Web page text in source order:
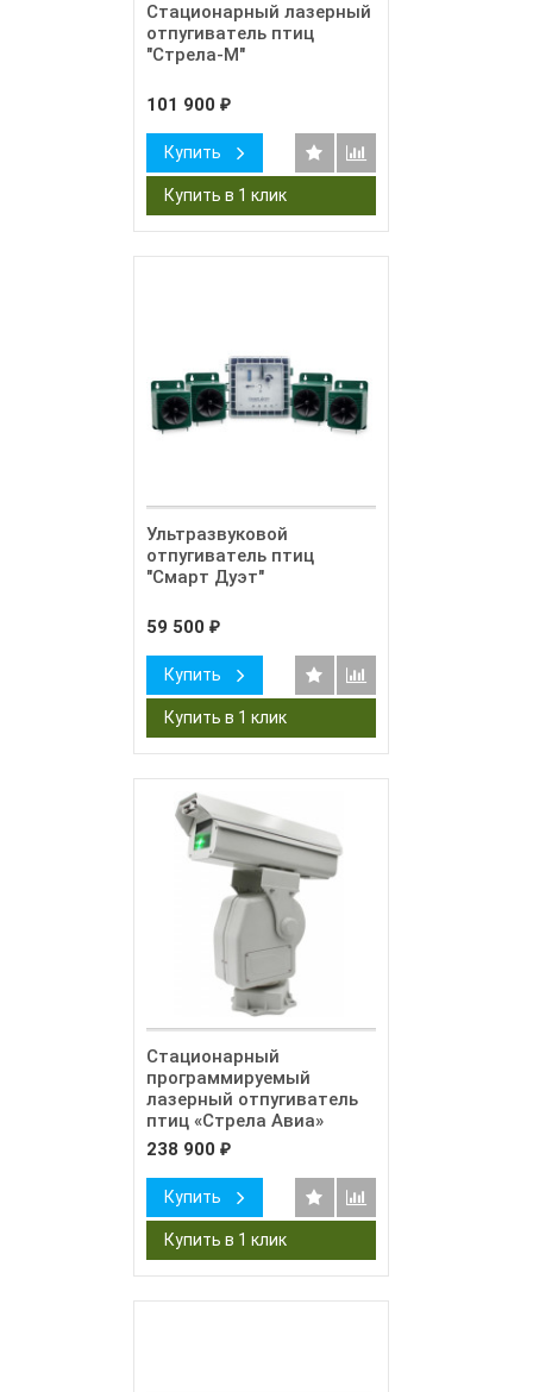
Стационарный лазерный
отпугиватель птиц
"Стрела-М"
101 900 ₽
Купить
Ультразвуковой
отпугиватель птиц
"Смарт Дуэт"
59 500 ₽
Купить
Стационарный
программируемый
лазерный отпугиватель
птиц «Стрела Авиа»
238 900 ₽
Купить